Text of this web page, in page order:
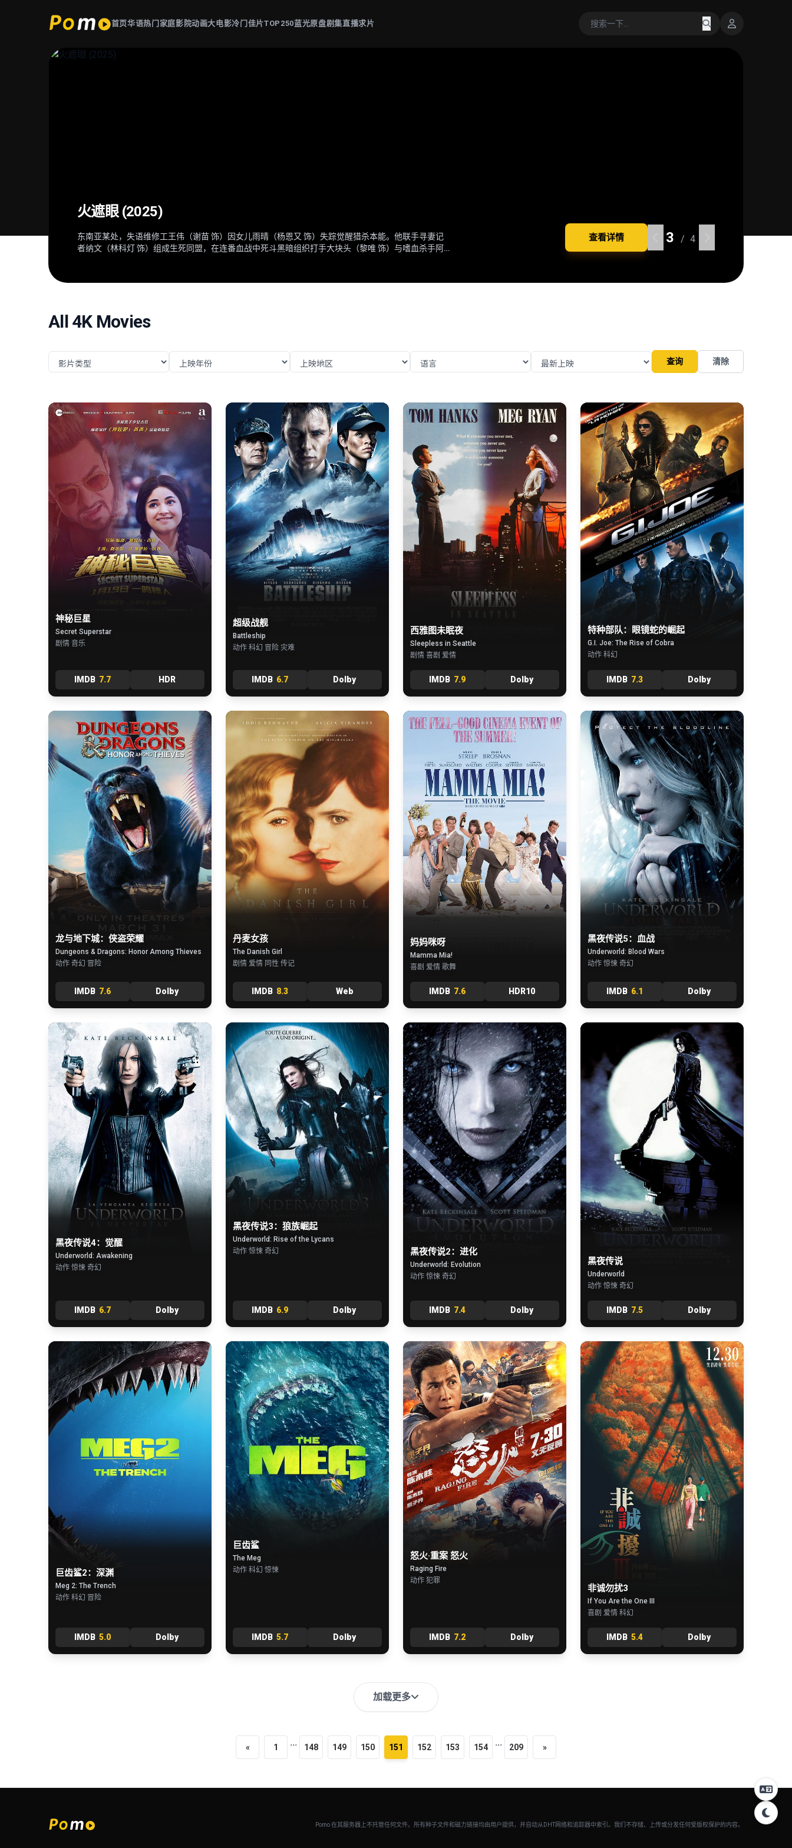
首页华语热门 家庭影院动画大电影冷门佳片TOP250蓝光原盘剧集直播求片
超级少女 Supergirl (2026)
当一位冷酷无情、突如其来的劲敌突袭家园，卡拉·佐-艾尔（米莉·阿尔柯克 饰）——也就是“超级少女”
——不得不与一位意想不到的同伴结盟，横跨星际，踏上一段交织复仇与正义的壮阔征途。
查看详情 3 / 4
后室 Backrooms (2026)
深陷困境的克拉克（切瓦特·埃加福 饰）意外切入名为“后室”的神秘空间，在这里一切物理规则崩塌，
只有漫无边际的黄色房间，没有终点也没有出路。心理医生玛丽（雷娜特·赖因斯夫 饰）为寻回克拉克
查看详情 3 / 4
火遮眼 (2025)
东南亚某处，失语维修工王伟（谢苗 饰）因女儿雨晴（杨恩又 饰）失踪觉醒猎杀本能。他联手寻妻记
者纳文（林科灯 饰）组成生死同盟，在连番血战中死斗黑暗组织打手大块头（黎唯 饰）与嗜血杀手阿
查看详情 3 / 4
(2026)
在秩序动荡的银河系，“最强奶爸”丁·贾伦（佩德罗·帕斯卡 饰）与“银河系萌娃”古古这对非血缘父子并
肩登场。冷峻坚毅的赏金猎人丁·贾伦身披贝斯卡钢甲，凭悍勇战力屡屡从围堵中突围；看似弱小的原
查看详情 3 / 4
All 4K Movies
查询 清除
神秘巨星
Secret Superstar
剧情 音乐
IMDB 7.7 HDR
超级战舰
Battleship
动作 科幻 冒险 灾难
IMDB 6.7 Dolby
西雅图未眠夜
Sleepless in Seattle
剧情 喜剧 爱情
IMDB 7.9 Dolby
特种部队：眼镜蛇的崛起
G.I. Joe: The Rise of Cobra
动作 科幻
IMDB 7.3 Dolby
龙与地下城：侠盗荣耀
Dungeons & Dragons: Honor Among Thieves
动作 奇幻 冒险
IMDB 7.6 Dolby
丹麦女孩
The Danish Girl
剧情 爱情 同性 传记
IMDB 8.3 Web
妈妈咪呀
Mamma Mia!
喜剧 爱情 歌舞
IMDB 7.6 HDR10
黑夜传说5：血战
Underworld: Blood Wars
动作 惊悚 奇幻
IMDB 6.1 Dolby
黑夜传说4：觉醒
Underworld: Awakening
动作 惊悚 奇幻
IMDB 6.7 Dolby
黑夜传说3：狼族崛起
Underworld: Rise of the Lycans
动作 惊悚 奇幻
IMDB 6.9 Dolby
黑夜传说2：进化
Underworld: Evolution
动作 惊悚 奇幻
IMDB 7.4 Dolby
黑夜传说
Underworld
动作 惊悚 奇幻
IMDB 7.5 Dolby
巨齿鲨2：深渊
Meg 2: The Trench
动作 科幻 冒险
IMDB 5.0 Dolby
巨齿鲨
The Meg
动作 科幻 惊悚
IMDB 5.7 Dolby
怒火·重案 怒火
Raging Fire
动作 犯罪
IMDB 7.2 Dolby
非诚勿扰3
If You Are the One III
喜剧 爱情 科幻
IMDB 5.4 Dolby
加载更多
« 1 ... 148 149 150 151 152 153 154 ... 209 »
Pomo 在其服务器上不托管任何文件。所有种子文件和磁力链接均由用户提供，并自动从DHT网络和追踪器中索引。我们不存储、上传或分发任何受版权保护的内容。